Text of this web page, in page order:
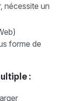
nécessite un
forme de
: